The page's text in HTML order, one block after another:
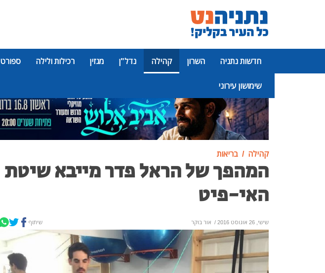
חדשות נתניה השרון קהילה נדל"ן מגזין רכילות ולילה ספורט
שימושון עירוני
פרסומת
קהילה בריאות
המהפך של הראל פדר מייבא שיטת
האי-פיט
שישי, 26 אוגוסט 2016 / אור בוקר שיתוף